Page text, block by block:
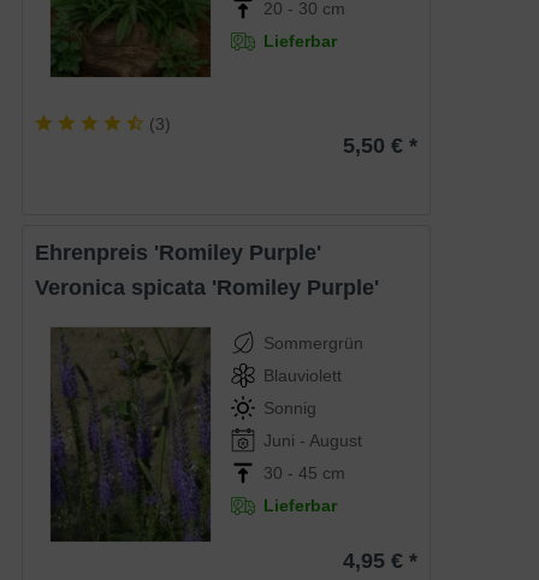
20 - 30 cm
Lieferbar
(3)
5,50 € *
Ehrenpreis 'Romiley Purple'
Veronica spicata 'Romiley Purple'
Sommergrün
Blauviolett
Sonnig
Juni - August
30 - 45 cm
Lieferbar
4,95 € *